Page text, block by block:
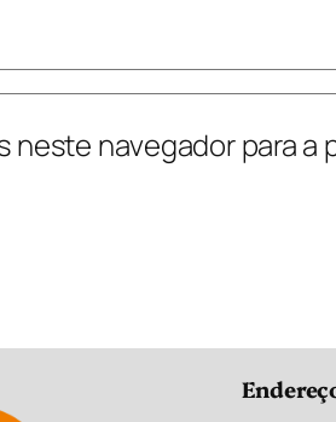
neste navegador para